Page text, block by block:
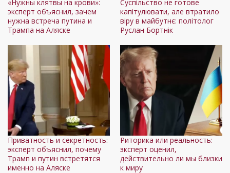
«Нужны клятвы на крови»:
эксперт объяснил, зачем
нужна встреча путина и
Трампа на Аляске
Суспільство не готове
капітулювати, але втратило
віру в майбутнє: політолог
Руслан Бортнік
Приватность и секретность:
эксперт объяснил, почему
Трамп и путин встретятся
именно на Аляске
Риторика или реальность:
эксперт оценил,
действительно ли мы близки
к миру